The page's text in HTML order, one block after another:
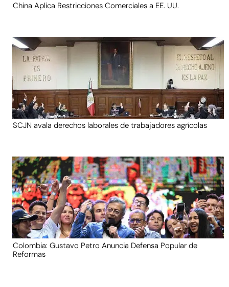
China Aplica Restricciones Comerciales a EE. UU.
SCJN avala derechos laborales de trabajadores agrícolas
Colombia: Gustavo Petro Anuncia Defensa Popular de
Reformas